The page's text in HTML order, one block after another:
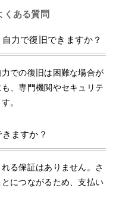
くある質問
力で復旧できますか？
での復旧は困難な場合が
、専門機関やセキュリテ
。
ますか？
る保証はありません。さ
につながるため、支払い